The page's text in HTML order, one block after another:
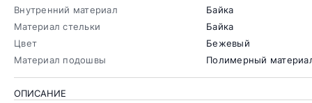
Внутренний материал
Байка
Материал стельки
Байка
Цвет
Бежевый
Материал подошвы
Полимерный
ОПИСАНИЕ